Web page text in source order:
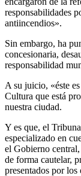
responsabilidades
antiincendios».
Sin embargo, ha
concesionaria,
responsabilidad
A su juicio, «éste
Cultura que está
nuestra ciudad.
Y es que, el
especializado en
el Gobierno
de forma cautelar,
presentados por los